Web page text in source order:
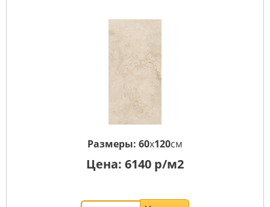
Размеры: 60x120см
Цена: 6140 р/м2